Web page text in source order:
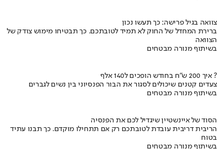
צוואה בגיל פרישה: כך תעשו נכון
ברירת המחדל של החוק לא תמיד לטובתכם. כך תבטיחו מימוש צודק של
הצוואה
בשיתוף מנורה מבטחים
איך 200 ש"ח בחודש הופכים ל140 אלף ?
צעדים קטנים שיכולים לסגור את הבור הפנסיוני בין נשים לגברים
בשיתוף מנורה מבטחים
הסוד של איינשטיין שיגדיל לכם את הפנסיה
הריבית דריבית עובדת לטובתכם רק אם תתחילו מוקדם. כך תבנו עתיד
בטוח
בשיתוף מנורה מבטחים